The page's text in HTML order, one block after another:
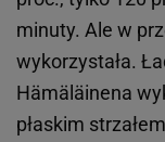
minuty. Ale w
wykorzystała.
Hämäläinena
płaskim